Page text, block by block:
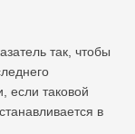
так, чтобы
если таковой
в